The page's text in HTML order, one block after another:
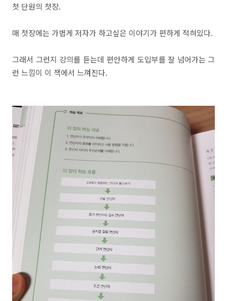
첫 단원의 첫장.
매 첫장에는 가볍게 저자가 하고싶은 이야기가 편하게 적혀있다.
그래서 그런지 강의를 듣는데 편안하게 도입부를 잘 넘어가는 그
런 느낌이 이 책에서 느껴진다.